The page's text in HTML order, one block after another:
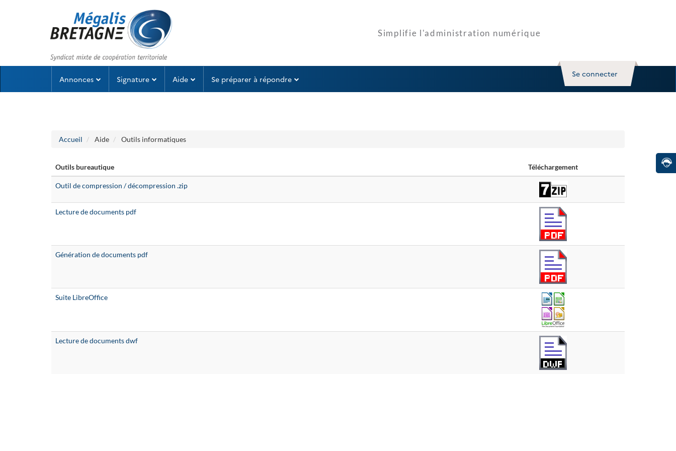
Se connecter
Annonces Signature Aide Se préparer à répondre
Accueil Aide Outils informatiques
Outils bureautique Téléchargement
Outil de compression / décompression .zip
Lecture de documents pdf
Génération de documents pdf
Suite LibreOffice
Lecture de documents dwf